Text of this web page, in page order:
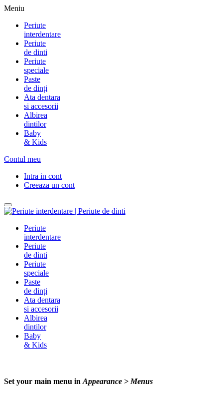
Meniu
Periute
interdentare
Periute
de dinti
Periute
speciale
Paste
de dinți
Ata dentara
si accesorii
Albirea
dintilor
Baby
& Kids
Contul meu
Intra in cont
Creeaza un cont
Periute
interdentare
Periute
de dinti
Periute
speciale
Paste
de dinți
Ata dentara
si accesorii
Albirea
dintilor
Baby
& Kids
Set your main menu in Appearance > Menus